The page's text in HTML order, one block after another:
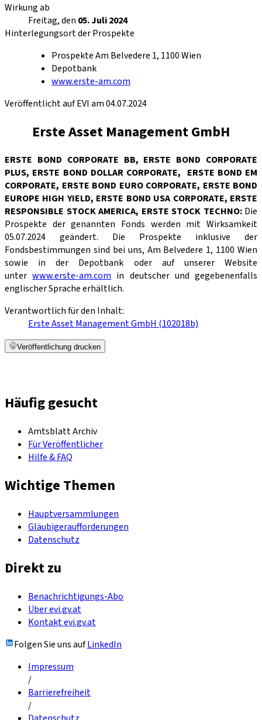
Wirkung ab
Freitag, den 05. Juli 2024
Hinterlegungsort der Prospekte
Prospekte Am Belvedere 1, 1100 Wien
Depotbank
www.erste-am.com
Veröffentlicht auf EVI am 04.07.2024
Erste Asset Management GmbH
ERSTE BOND CORPORATE BB, ERSTE BOND CORPORATE
PLUS, ERSTE BOND DOLLAR CORPORATE, ERSTE BOND EM
CORPORATE, ERSTE BOND EURO CORPORATE, ERSTE BOND
EUROPE HIGH YIELD, ERSTE BOND USA CORPORATE, ERSTE
RESPONSIBLE STOCK AMERICA, ERSTE STOCK TECHNO: Die
Prospekte der genannten Fonds werden mit Wirksamkeit
05.07.2024 geändert. Die Prospekte inklusive der
Fondsbestimmungen sind bei uns, Am Belvedere 1, 1100 Wien
sowie in der Depotbank oder auf unserer Website
unterwww.erste-am.comin deutscher und gegebenenfalls
englischer Sprache erhältlich.
Verantwortlich für den Inhalt:
Erste Asset Management GmbH (102018b)
Veröffentlichung drucken
Häufig gesucht
Amtsblatt Archiv
Für Veröffentlicher
Hilfe & FAQ
Wichtige Themen
Hauptversammlungen
Gläubigeraufforderungen
Datenschutz
Direkt zu
Benachrichtigungs-Abo
Über evi.gv.at
Kontakt evi.gv.at
Folgen Sie uns aufLinkedIn
Impressum
/
Barrierefreiheit
/